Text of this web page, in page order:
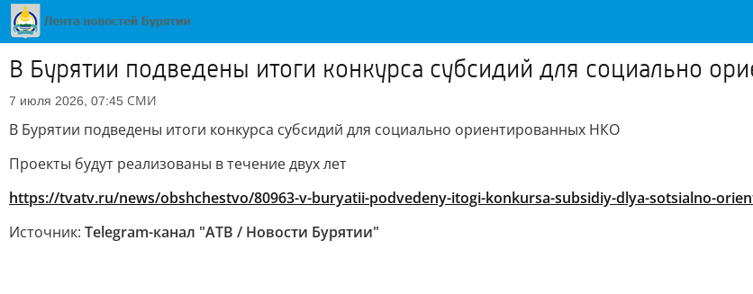
В Бурятии подведены итоги конкурса субсидий для социально
7 июля 2026, 07:45 СМИ
В Бурятии подведены итоги конкурса субсидий для социально ориентированных НКО
Проекты будут реализованы в течение двух лет
https://tvatv.ru/news/obshchestvo/80963-v-buryatii-podvedeny-itogi-konkursa-subsidiy-dlya-sotsialno-
Источник: Telegram-канал "АТВ / Новости Бурятии"